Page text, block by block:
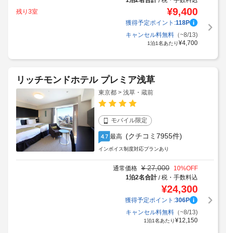
残り3室
¥9,400
獲得予定ポイント:118P
キャンセル料無料（~8/13)
1泊1名あたり¥4,700
リッチモンドホテル プレミア浅草
東京都 > 浅草・蔵前
モバイル限定
4.7 最高 (クチコミ7955件)
インボイス制度対応プランあり
通常価格 ¥ 27,000 10%OFF
1泊2名合計/税・手数料込
¥24,300
獲得予定ポイント:306P
キャンセル料無料（~8/13)
1泊1名あたり¥12,150